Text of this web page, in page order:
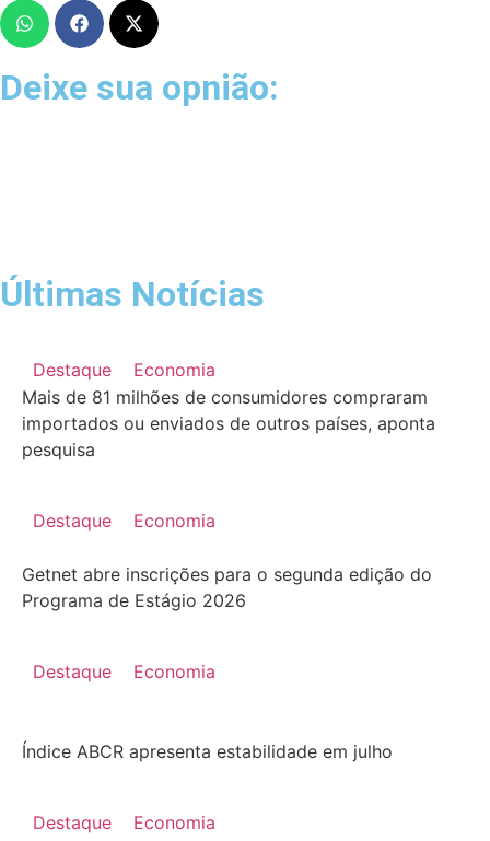
Deixe sua opnião:
Últimas Notícias
Destaque
Economia
Mais de 81 milhões de consumidores compraram
importados ou enviados de outros países, aponta
pesquisa
Destaque Economia
Getnet abre inscrições para o segunda edição do
Programa de Estágio 2026
Destaque Economia
Índice ABCR apresenta estabilidade em julho
Destaque Economia